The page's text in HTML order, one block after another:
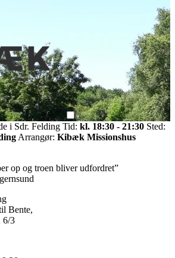
i Sdr. Felding Tid: kl. 18:30 - 21:30 Sted:
Arrangør: Kibæk Missionshus
op og troen bliver udfordret”
Bente,
6/3